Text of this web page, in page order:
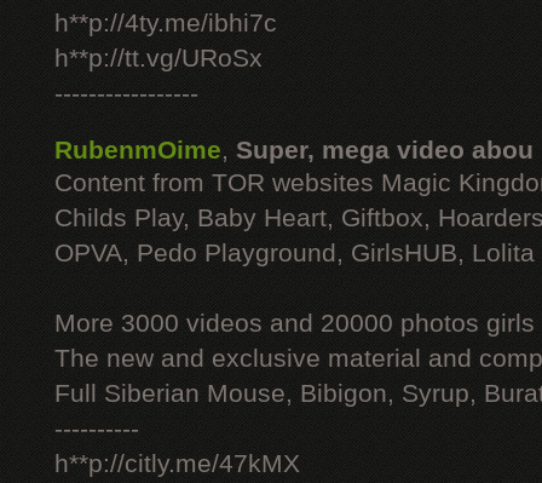
h**p://4ty.me/ibhi7c
h**p://tt.vg/URoSx
-----------------
RubenmOime, Super, mega video abou
Content from TOR websites Magic
Childs Play, Baby Heart, Giftbox,
OPVA, Pedo Playground, GirlsHUB, Lolita
More 3000 videos and 20000 photos
The new and exclusive material and
Full Siberian Mouse, Bibigon, Syrup,
----------
h**p://citly.me/47kMX